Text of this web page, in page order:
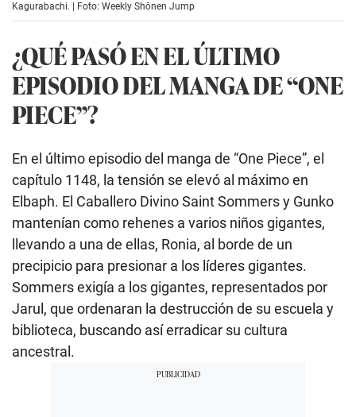
Kagurabachi. | Foto: Weekly Shōnen Jump
¿QUÉ PASÓ EN EL ÚLTIMO
EPISODIO DEL MANGA DE “ONE
PIECE”?
En el último episodio del manga de “One Piece”, el
capítulo 1148, la tensión se elevó al máximo en
Elbaph. El Caballero Divino Saint Sommers y Gunko
mantenían como rehenes a varios niños gigantes,
llevando a una de ellas, Ronia, al borde de un
precipicio para presionar a los líderes gigantes.
Sommers exigía a los gigantes, representados por
Jarul, que ordenaran la destrucción de su escuela y
biblioteca, buscando así erradicar su cultura
ancestral.